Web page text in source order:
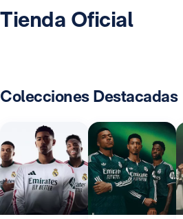
Tienda Oficial
Colecciones Destacadas